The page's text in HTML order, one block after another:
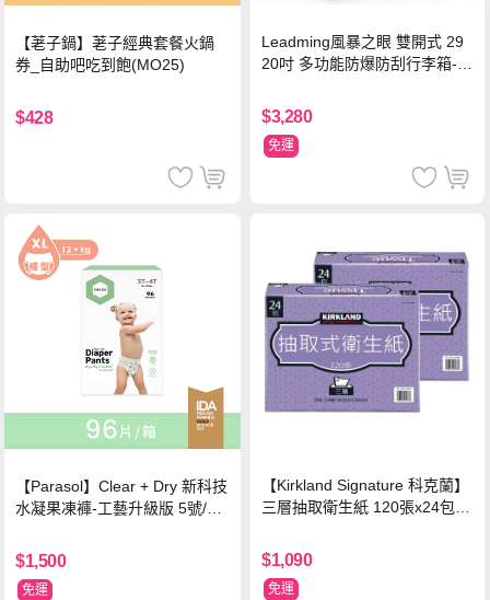
【荖子鍋】荖子經典套餐火鍋
券_自助吧吃到飽(MO25)
$428
Leadming風暴之眼 雙開式 29
20吋 多功能防爆防刮行李箱-海
$3,280
免運
【Parasol】Clear + Dry 新科技
水凝果凍褲-工藝升級版 5號/XL
$1,500
免運
【Kirkland Signature 科克蘭】
三層抽取衛生紙 120張x24包x2
$1,090
免運